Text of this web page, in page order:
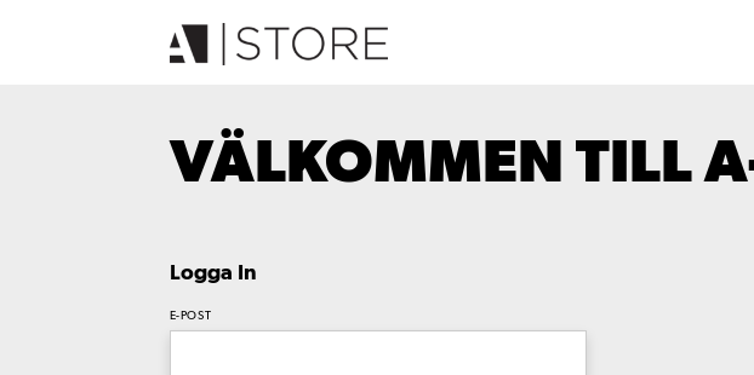
VÄLKOMMEN TILL
Logga In
E-POST